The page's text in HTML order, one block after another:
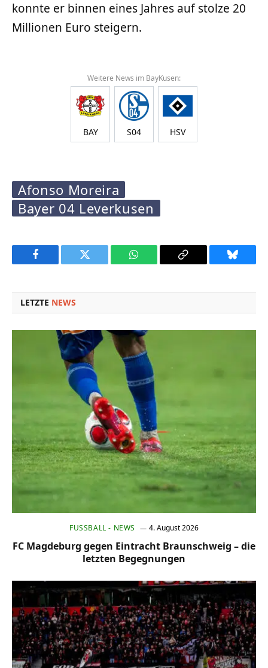
konnte er binnen eines Jahres auf stolze 20
Millionen Euro steigern.
Weitere News im BayKusen:
BAY S04 HSV
Afonso Moreira
Bayer 04 Leverkusen
Facebook Twitter WhatsApp Copy
Bluesky
LETZTE NEWS
FUSSBALL - NEWS 4. August 2026
FC Magdeburg gegen Eintracht Braunschweig – die
letzten Begegnungen